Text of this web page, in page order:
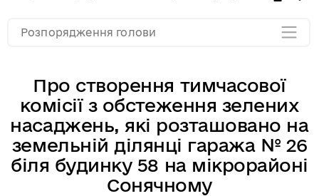
Про створення тимчасової
комісії з обстеження зелених
насаджень, які розташовано на
земельній ділянці гаража № 26
біля будинку 58 на мікрорайоні
Сонячному
Розпорядження голови